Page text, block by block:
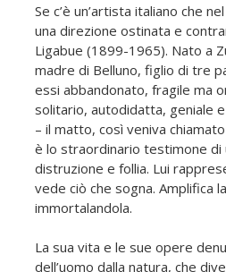
Se c’è un’artista italiano che
una direzione ostinata e
Ligabue (1899-1965). Nato a
madre di Belluno, figlio di tre
essi abbandonato, fragile ma
solitario, autodidatta, geniale
– il matto, così veniva
è lo straordinario testimone di
distruzione e follia. Lui
vede ciò che sogna. Amplifica
immortalandola.
La sua vita e le sue opere
dell’uomo dalla natura, che